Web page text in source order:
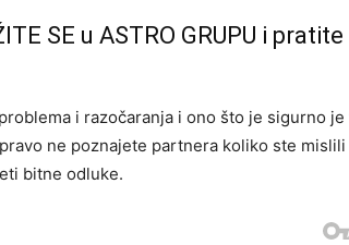
SE u ASTRO GRUPU i
i razočaranja i ono što je sigurno je
ne poznajete partnera koliko ste mislili
bitne odluke.